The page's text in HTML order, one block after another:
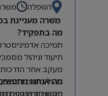
השפלה
משרה מעניינת
מה בתפקיד?
תמיכה
תיעוד וניהול
מעקב אחר הדרכות
ניהול רישום
תקשורת שוטפת
מה אנחנו
ניסיון קודם